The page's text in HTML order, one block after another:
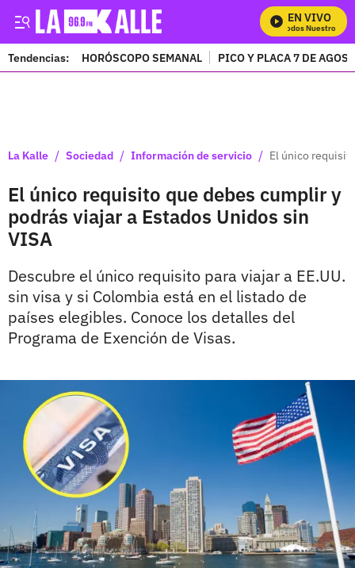
EN VIVO
Mira Todos Nuestros
Tendencias: HORÓSCOPO SEMANAL PICO Y PLACA 7 DE
La Kalle / Sociedad / Información de servicio / El único
El único requisito que debes cumplir y
podrás viajar a Estados Unidos sin
VISA
Descubre el único requisito para viajar a EE.UU.
sin visa y si Colombia está en el listado de
países elegibles. Conoce los detalles del
Programa de Exención de Visas.